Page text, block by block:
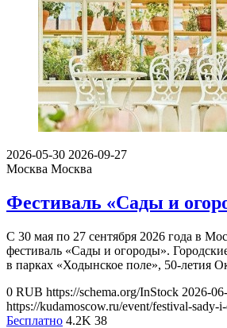
2026-05-30 2026-09-27
Москва Москва
Фестиваль «Сады и
С 30 мая по 27 сентября 2026 года в
фестиваль «Сады и огороды».
в парках «Ходынское поле», 50-летия
0 RUB https://schema.org/InStock 2026-
https://kudamoscow.ru/event/festival-sady-
Бесплатно 4.2K 38